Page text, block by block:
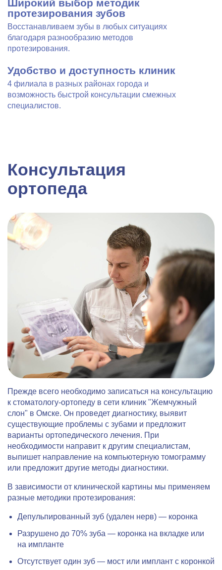
Широкий выбор методик
протезирования зубов
Восстанавливаем зубы в любых ситуациях
благодаря разнообразию методов
протезирования.
Удобство и доступность клиник
4 филиала в разных районах города и
возможность быстрой консультации смежных
специалистов.
Консультация
ортопеда
Прежде всего необходимо записаться на консультацию
к стоматологу-ортопеду в сети клиник "Жемчужный
слон" в Омске. Он проведет диагностику, выявит
существующие проблемы с зубами и предложит
варианты ортопедического лечения. При
необходимости направит к другим специалистам,
выпишет направление на компьютерную томограмму
или предложит другие методы диагностики.
В зависимости от клинической картины мы применяем
разные методики протезирования:
Депульпированный зуб (удален нерв) — коронка
Разрушено до 70% зуба — коронка на вкладке или
на импланте
Отсутствует один зуб — мост или имплант с коронкой